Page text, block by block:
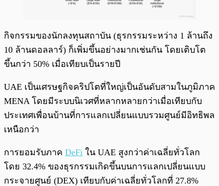
กิจกรรมของนักลงทุนสถาบัน (ธุรกรรมระหว่าง 1 ล้านถึง
10 ล้านดอลลาร์) ก็เพิ่มขึ้นอย่างมากเช่นกัน โดยเติบโต
ขึ้นกว่า 50% เมื่อเทียบเป็นรายปี
UAE เป็นเศรษฐกิจคริปโตที่ใหญ่เป็นอันดับสามในภูมิภาค
MENA โดยมีระบบนิเวศที่หลากหลายกว่าเมื่อเทียบกับ
ประเทศเพื่อนบ้านที่การแลกเปลี่ยนแบบรวมศูนย์มีอิทธิพล
เหนือกว่า
การยอมรับภาค DeFi ใน UAE สูงกว่าค่าเฉลี่ยทั่วโลก
โดย 32.4% ของธุรกรรมเกิดขึ้นบนการแลกเปลี่ยนแบบ
กระจายศูนย์ (DEX) เทียบกับค่าเฉลี่ยทั่วโลกที่ 27.8%